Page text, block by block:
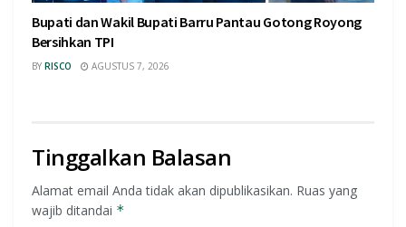
Bupati dan Wakil Bupati Barru Pantau Gotong Royong
Bersihkan TPI
BY RISCO AGUSTUS 7, 2026
Tinggalkan Balasan
Alamat email Anda tidak akan dipublikasikan. Ruas yang
wajib ditandai *